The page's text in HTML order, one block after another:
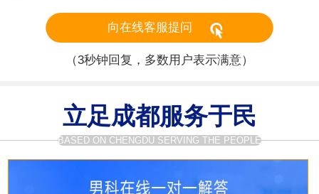
向在线客服提问
（3秒钟回复，多数用户表示满意）
立足成都服务于民
BASED ON CHENGDU SERVING THE PEOPLE